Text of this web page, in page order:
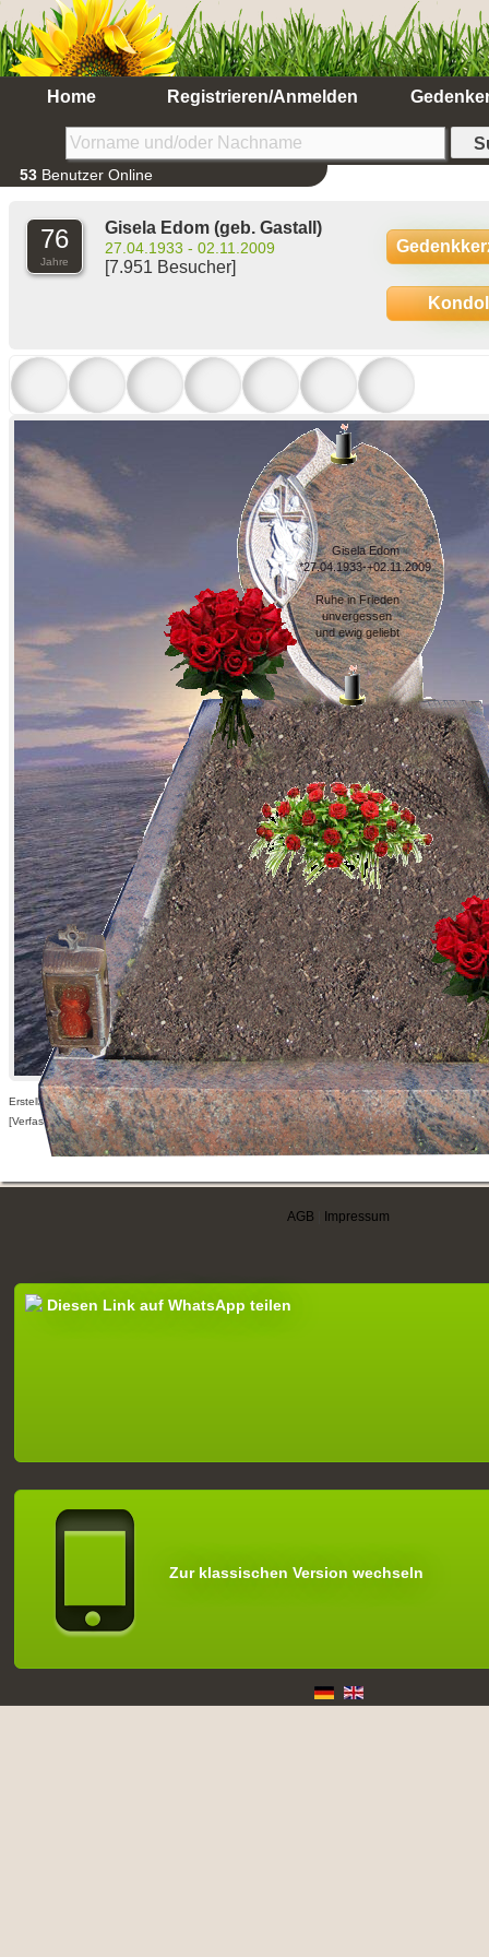
Home Registrieren/Anmelden
53 Benutzer Online
76
Jahre
Gisela Edom (geb. Gastall)
27.04.1933 - 02.11.2009
[7.951 Besucher]
Gisela Edom
*27.04.1933-+02.11.2009
Ruhe in Frieden
unvergessen
und ewig geliebt
Erstellt am 06.01.2010,
[Verfasser nur für angemeldete Benutzer sichtbar]
AGB Impressum
Diesen Link auf WhatsApp teilen
Zur klassischen Version wechseln